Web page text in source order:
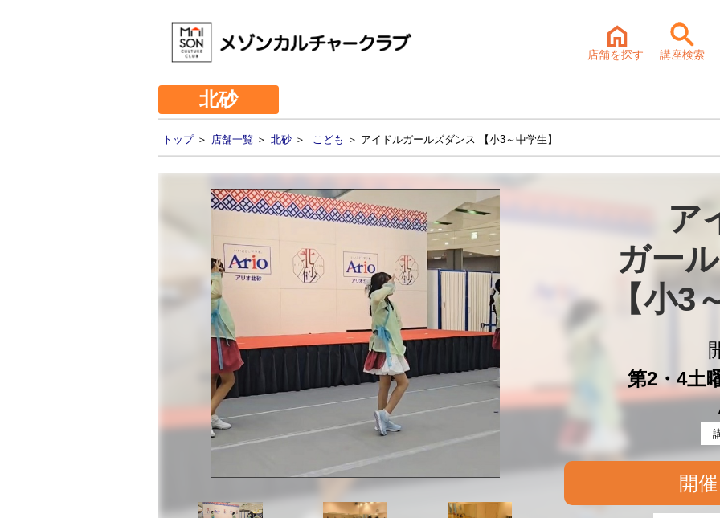
店舗を探す 講座検索
北砂
トップ＞ 店舗一覧 ＞ 北砂 ＞ こども ＞ アイドルガールズダンス 【小3～中学生】
ア
ガー
【小3
第2・4土
開